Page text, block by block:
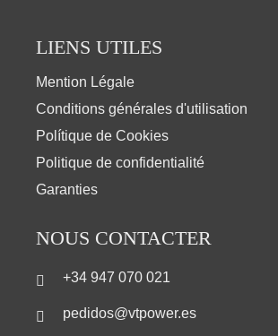
LIENS UTILES
Mention Légale
Conditions générales d'utilisation
Polítique de Cookies
Politique de confidentialité
Garanties
NOUS CONTACTER
+34 947 070 021
pedidos@vtpower.es